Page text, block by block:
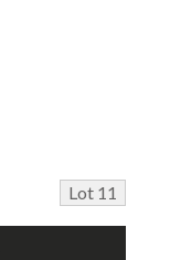
Lot 11